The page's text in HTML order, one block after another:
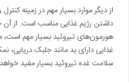
از دیگر موارد بسیار مهم در زمینه کنترل
داشتن رژیم غذایی مناسب است. از آن
هورمون‌های تیروئید بسیار مهم است،
غذایی دارای ید مانند جلبک دریایی،
سلامت غده تیروئید بسیار مفید